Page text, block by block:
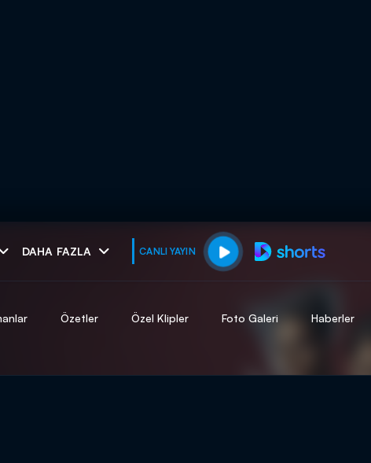
DAHA FAZLA CANLI YAYIN
muhteşem ikili
Özetler Özel Klipler Foto Galeri Haberler